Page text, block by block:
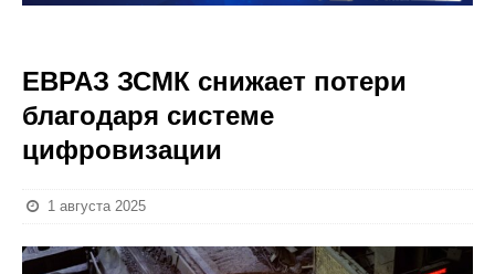
ЕВРАЗ ЗСМК снижает потери
благодаря системе
цифровизации
1 августа 2025